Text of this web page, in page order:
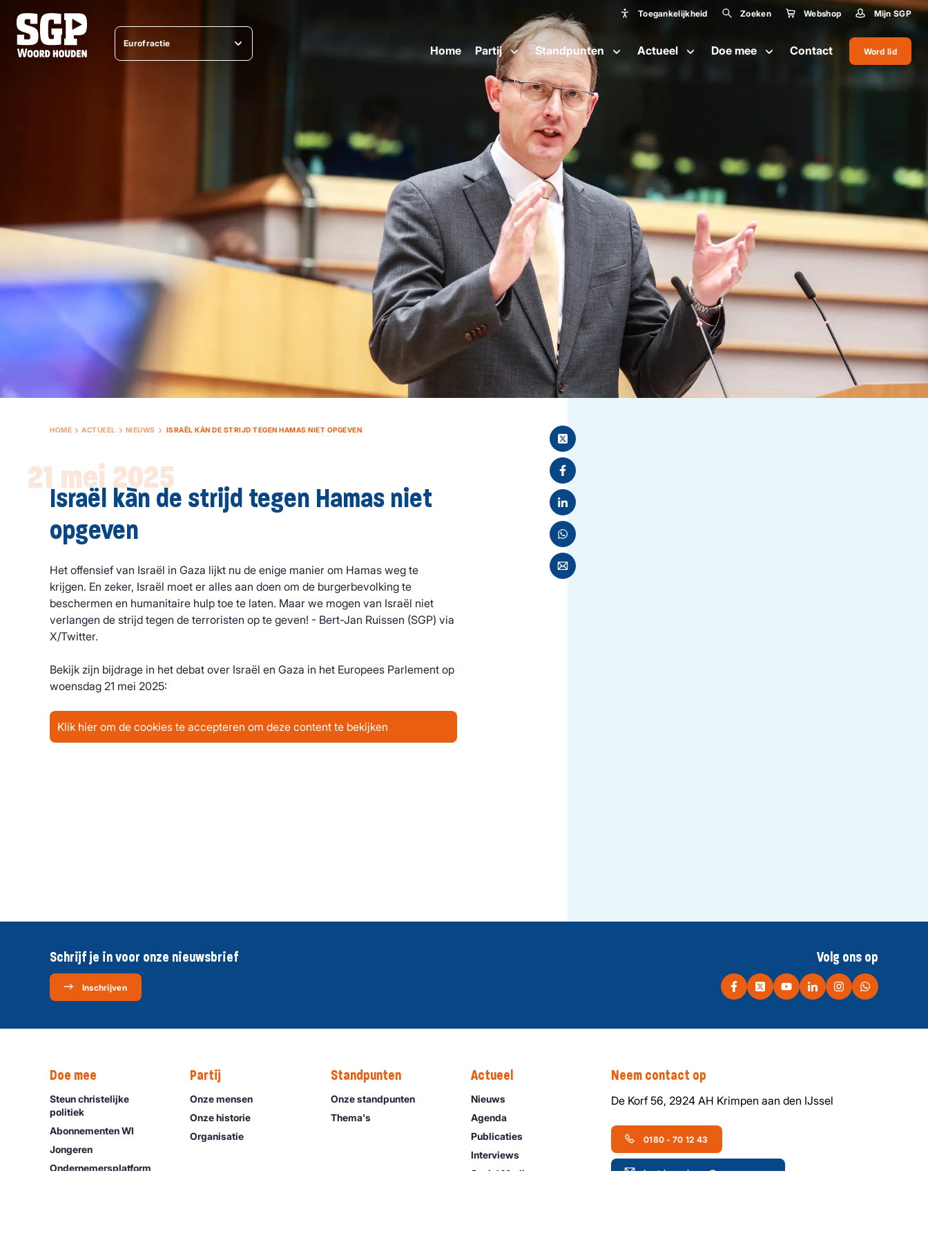
Toegankelijkheid Zoeken Webshop Mijn SGP
Eurofractie
Word lid
Home Partij Standpunten Actueel Doe mee Contact
HOME ACTUEEL NIEUWS ISRAËL KÀN DE STRIJD TEGEN HAMAS NIET OPGEVEN
21 mei 2025
Israël kàn de strijd tegen Hamas niet
opgeven
Het offensief van Israël in Gaza lijkt nu de enige manier om Hamas weg te
krijgen. En zeker, Israël moet er alles aan doen om de burgerbevolking te
beschermen en humanitaire hulp toe te laten. Maar we mogen van Israël niet
verlangen de strijd tegen de terroristen op te geven! - Bert-Jan Ruissen (SGP) via
X/Twitter.
Bekijk zijn bijdrage in het debat over Israël en Gaza in het Europees Parlement op
woensdag 21 mei 2025:
Klik hier om de cookies te accepteren om deze content te bekijken
Schrijf je in voor onze nieuwsbrief
Inschrijven
Volg ons op
Doe mee
Steun christelijke
politiek
Abonnementen WI
Jongeren
Ondernemers­platform
Partij
Onze mensen
Onze historie
Organisatie
Standpunten
Onze standpunten
Thema's
Actueel
Nieuws
Agenda
Publicaties
Interviews
Social Media
Neem contact op
De Korf 56, 2924 AH Krimpen aan den IJssel
0180 - 70 12 43
bert-jan.ruissen@ep.europa.eu